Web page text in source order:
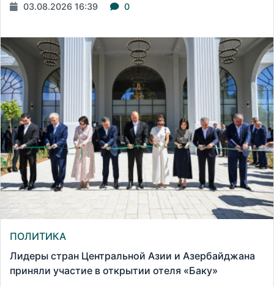
03.08.2026 16:39 0
ПОЛИТИКА
Лидеры стран Центральной Азии и Азербайджана
приняли участие в открытии отеля «Баку»